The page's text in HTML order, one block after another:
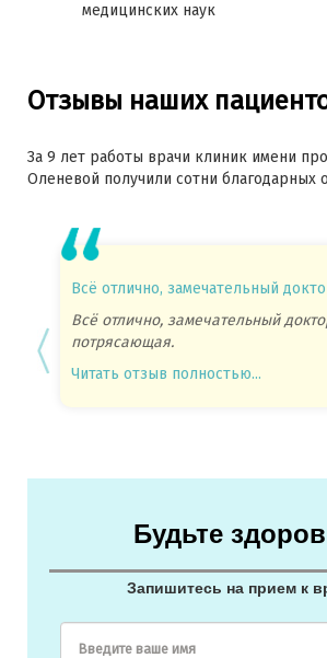
медицинских наук
Отзывы наших
За 9 лет работы врачи клиник имени
Оленевой получили сотни благодарных
Всё отлично, замечательный
Всё отлично, замечательный
потрясающая.
Читать отзыв полностью...
Будьте
Запишитесь на прием к
Введите ваше имя